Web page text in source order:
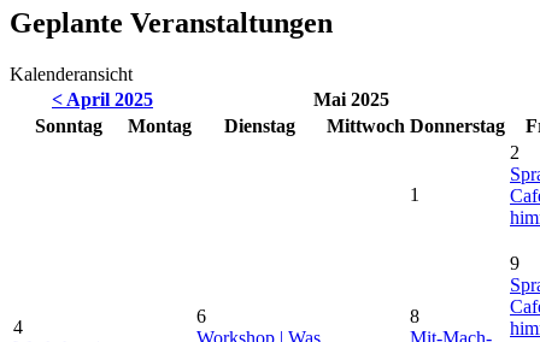
Geplante Veranstaltungen
Kalenderansicht
< April 2025
Mai 2025
Sonntag Montag Dienstag Mittwoch Donnerstag
1
2
4
6
8
9